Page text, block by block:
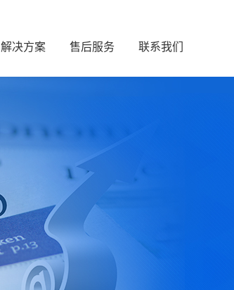
解决方案 售后服务 联系我们